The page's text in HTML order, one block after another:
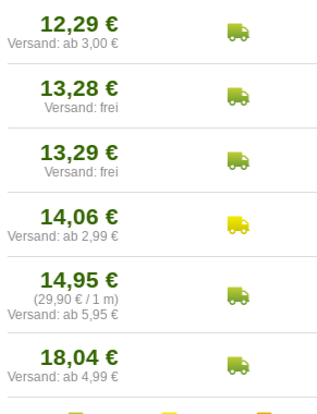
12,29 €
Versand: ab 3,00 €
13,28 €
Versand: frei
13,29 €
Versand: frei
14,06 €
Versand: ab 2,99 €
14,95 €
(29,90 € / 1 m)
Versand: ab 5,95 €
18,04 €
Versand: ab 4,99 €